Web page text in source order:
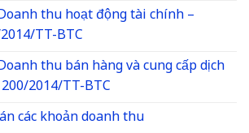
thu hoạt động tài chính –
TT-BTC
thu bán hàng và cung cấp dịch
2014/TT-BTC
các khoản doanh thu